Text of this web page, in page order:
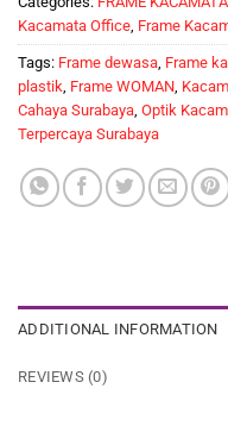
Kacamata Office Frame
Tags: Frame dewasa Frame
plastik Frame WOMAN
Cahaya Surabaya Optik
Terpercaya Surabaya
ADDITIONAL INFORMATION
REVIEWS (0)